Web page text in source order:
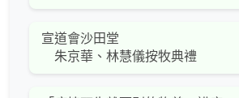
宣道會沙田堂
朱京華、林慧儀按牧典禮